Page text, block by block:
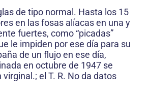
de tipo normal. Hasta los 15
en las fosas alíacas en una y
fuertes, como “picadas”
le impiden por ese día para su
de un flujo en ese día,
en octubre de 1947 se
el T. R. No da datos